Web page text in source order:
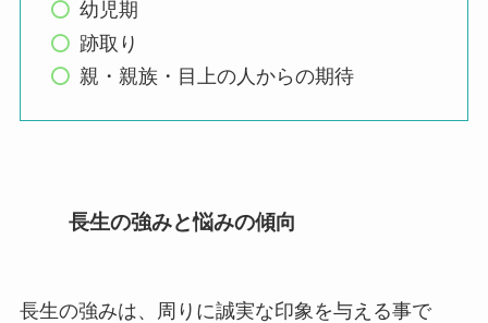
幼児期
跡取り
親・親族・目上の人からの期待
長生の強みと悩みの傾向
長生の強みは、周りに誠実な印象を与える事で